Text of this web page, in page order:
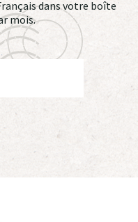
dans votre boîte
mois.